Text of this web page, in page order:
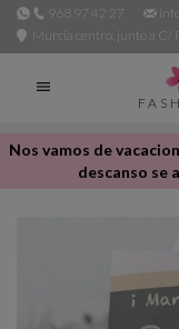
968 97 42 27
Murcia centro, junto a C/

Nos vamos de
descanso se